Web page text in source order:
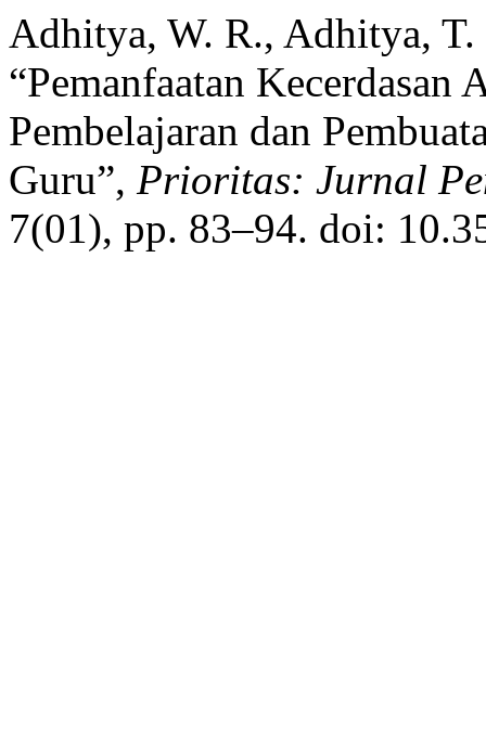
Adhitya, W. R., Adhitya,
“Pemanfaatan
Pembelajaran dan
Guru”, Prioritas: Jurnal
7(01), pp. 83–94. doi: